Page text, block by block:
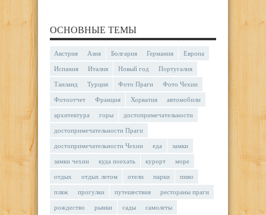
ОСНОВНЫЕ ТЕМЫ
Австрия Азия Болгария Германия Европа
Испания Италия Новый год Португалия
Таиланд Турция Фото Праги Фото Чехии
Фотоотчет Франция Хорватия автомобили
архитектура горы достопримечательности
достопримечательности Праги
достопримечательности Чехии еда замки
замки чехии куда поехать курорт море
отдых отдых летом отели парки пиво
пляж прогулки путешествия рестораны праги
рождество рынки сады самолеты